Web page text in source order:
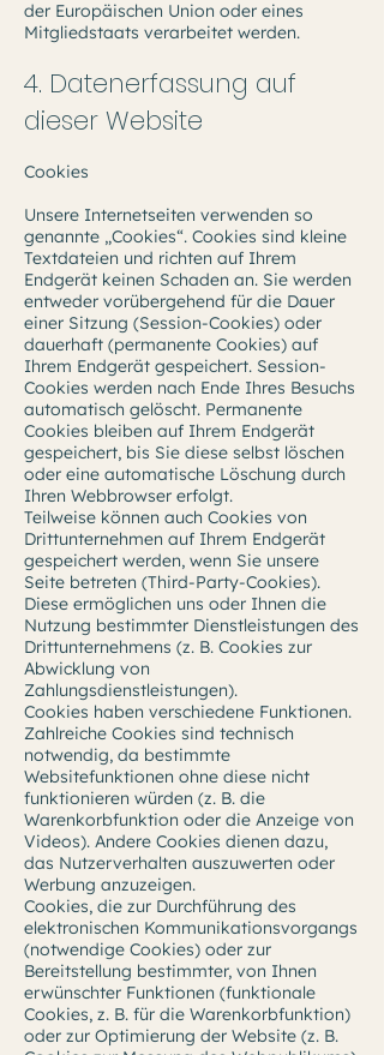
der Europäischen Union oder eines
Mitgliedstaats verarbeitet werden.
4. Datenerfassung auf
dieser Website
Cookies
Unsere Internetseiten verwenden so
genannte „Cookies“. Cookies sind kleine
Textdateien und richten auf Ihrem
Endgerät keinen Schaden an. Sie werden
entweder vorübergehend für die Dauer
einer Sitzung (Session-Cookies) oder
dauerhaft (permanente Cookies) auf
Ihrem Endgerät gespeichert. Session-
Cookies werden nach Ende Ihres Besuchs
automatisch gelöscht. Permanente
Cookies bleiben auf Ihrem Endgerät
gespeichert, bis Sie diese selbst löschen
oder eine automatische Löschung durch
Ihren Webbrowser erfolgt.
Teilweise können auch Cookies von
Drittunternehmen auf Ihrem Endgerät
gespeichert werden, wenn Sie unsere
Seite betreten (Third-Party-Cookies).
Diese ermöglichen uns oder Ihnen die
Nutzung bestimmter Dienstleistungen des
Drittunternehmens (z. B. Cookies zur
Abwicklung von
Zahlungsdienstleistungen).
Cookies haben verschiedene Funktionen.
Zahlreiche Cookies sind technisch
notwendig, da bestimmte
Websitefunktionen ohne diese nicht
funktionieren würden (z. B. die
Warenkorbfunktion oder die Anzeige von
Videos). Andere Cookies dienen dazu,
das Nutzerverhalten auszuwerten oder
Werbung anzuzeigen.
Cookies, die zur Durchführung des
elektronischen Kommunikationsvorgangs
(notwendige Cookies) oder zur
Bereitstellung bestimmter, von Ihnen
erwünschter Funktionen (funktionale
Cookies, z. B. für die Warenkorbfunktion)
oder zur Optimierung der Website (z. B.